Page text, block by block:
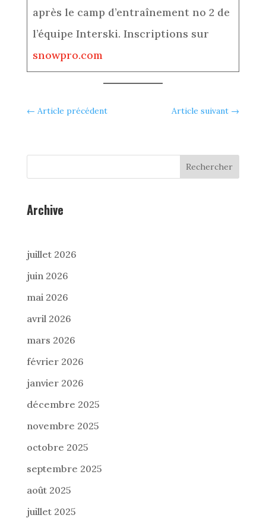
après le camp d’entraînement no 2 de
l’équipe Interski. Inscriptions sur
snowpro.com
← Article précédent Article suivant →
Rechercher
Archive
juillet 2026
juin 2026
mai 2026
avril 2026
mars 2026
février 2026
janvier 2026
décembre 2025
novembre 2025
octobre 2025
septembre 2025
août 2025
juillet 2025